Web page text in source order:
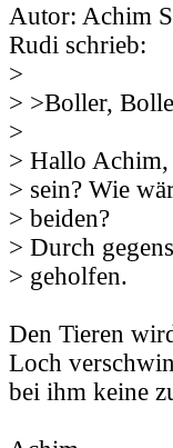
Autor: Achim
Rudi schrieb:
>
> >Boller,
>
> Hallo Achim,
> sein? Wie
> beiden?
> Durch
> geholfen.
Den Tieren
Loch
bei ihm keine